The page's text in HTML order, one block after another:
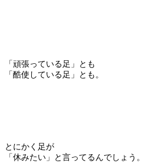
「頑張っている足」とも
「酷使している足」とも。
とにかく足が
「休みたい」と言ってるんでしょう。